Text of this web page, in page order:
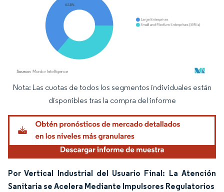
Imagen © Mordor Intelligence. El uso requiere atribución según CC BY 4.0.
Nota: Las cuotas de todos los segmentos individuales están
disponibles tras la compra del informe
Por Vertical Industrial del Usuario Final: La Atención
Sanitaria se Acelera Mediante Impulsores Regulatorios